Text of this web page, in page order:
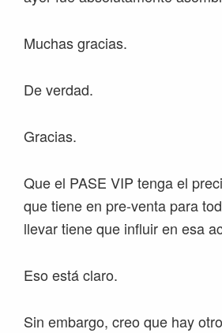
Muchas gracias.
De verdad.
Gracias.
Que el PASE VIP tenga el
que tiene en pre-venta para
llevar tiene que influir en esa
Eso está claro.
Sin embargo, creo que hay